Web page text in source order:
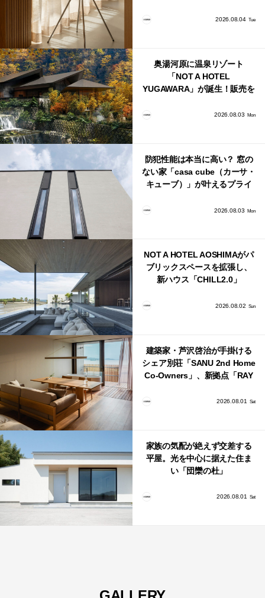
2026.08.04 Tue
奥湯河原に温泉リゾート
「NOT A HOTEL
YUGAWARA」が誕生！販売を
2026.08.03 Mon
防犯性能は本当に高い？ 窓の
ない家「casa cube（カーサ・
キューブ）」が叶えるプライ
2026.08.03 Mon
NOT A HOTEL AOSHIMAがパ
ブリックスペースを拡張し、
新ハウス「CHILL2.0」
2026.08.02 Sun
建築家・芦沢啓治が手掛ける
シェア別荘「SANU 2nd Home
Co-Owners」、新拠点「RAY
2026.08.01 Sat
家族の気配が絶えず交差する
平屋。光を中心に据えた住ま
い「団欒の杜」
2026.08.01 Sat